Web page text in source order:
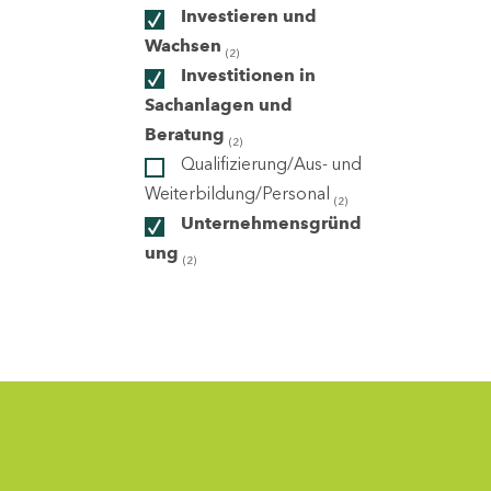
Investieren und
Wachsen (2)
Investitionen in
Sachanlagen und
Beratung (2)
Qualifizierung/Aus- und
Weiterbildung/Personal (2)
Unternehmensgründ
ung (2)